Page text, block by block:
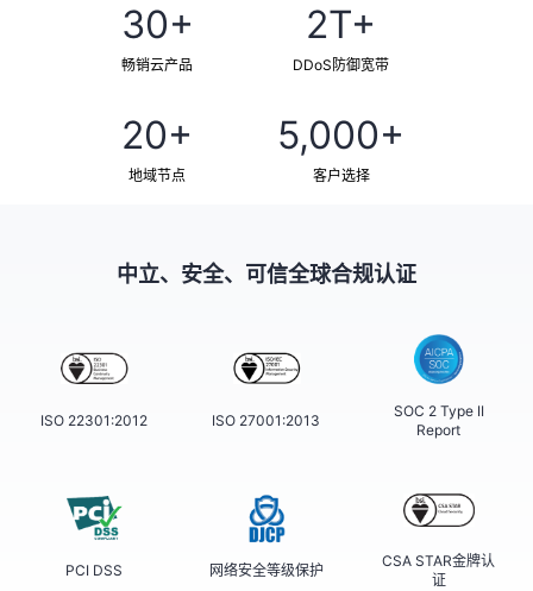
30+
畅销云产品
2T+
DDoS防御宽带
20+
地域节点
5,000+
客户选择
中立、安全、可信全球合规认证
ISO 22301:2012 ISO 27001:2013
SOC 2 Type II
Report
PCI DSS 网络安全等级保护
CSA STAR金牌认
证